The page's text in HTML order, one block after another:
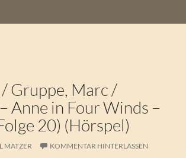
Gruppe, Marc /
Anne in Four Winds –
20) (Hörspel)
MATZER KOMMENTAR HINTERLASSEN